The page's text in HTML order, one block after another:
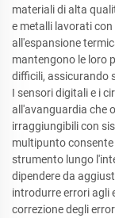
materiali di alta
e metalli lavorati
all'espansione
mantengono le loro
difficili, assicurando
I sensori digitali e i
all'avanguardia che
irraggiungibili con
multipunto
strumento lungo
dipendere da
introdurre errori agli
correzione degli